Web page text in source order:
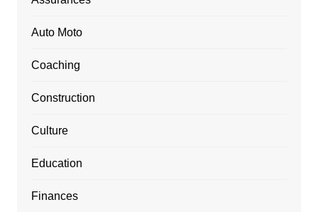
Auto Moto
Coaching
Construction
Culture
Education
Finances